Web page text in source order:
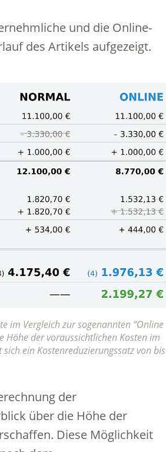
und die Online-
des Artikels aufgezeigt.
im Vergleich zur sogenannten “Online
Höhe der voraussichtlichen Kosten im
ein Kostenreduzierungssatz von bis
der
über die Höhe der
Diese Möglichkeit